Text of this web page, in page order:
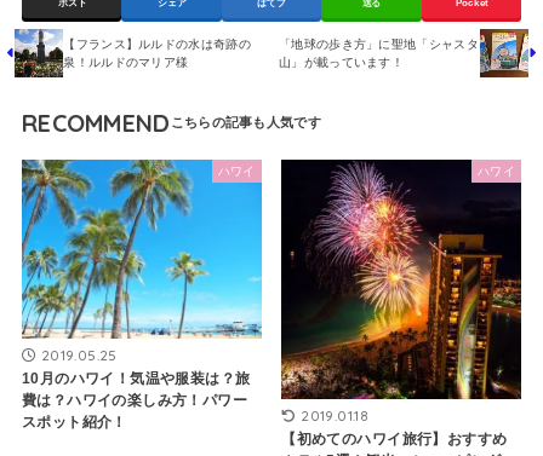
ポスト シェア はてブ 送る Pocket
【フランス】ルルドの水は奇跡の
泉！ルルドのマリア様
「地球の歩き方」に聖地「シャスタ
山」が載っています！
RECOMMEND
ハワイ
2019.05.25
10月のハワイ！気温や服装は？旅
費は？ハワイの楽しみ方！パワー
スポット紹介！
ハワイ
2019.01.18
【初めてのハワイ旅行】おすすめ